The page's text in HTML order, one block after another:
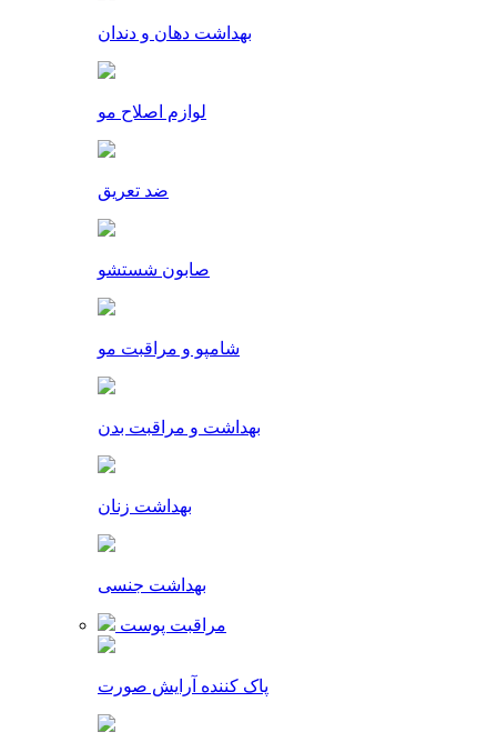
بهداشت دهان و دندان
لوازم اصلاح مو
ضد تعریق
صابون شستشو
شامپو و مراقبت مو
بهداشت و مراقبت بدن
بهداشت زنان
بهداشت جنسی
مراقبت پوست
پاک کننده آرایش صورت